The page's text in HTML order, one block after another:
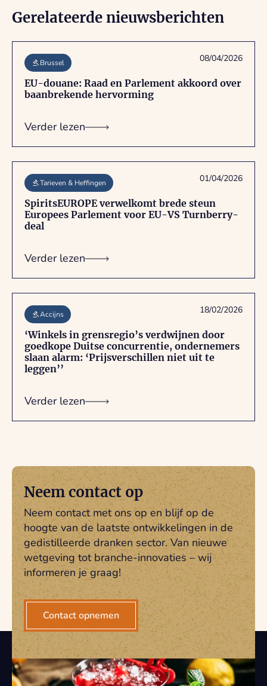
Gerelateerde nieuwsberichten
Brussel
EU-douane: Raad en Parlement akkoord over
baanbrekende hervorming
Verder lezen
08/04/2026
Tarieven & Heffingen
SpiritsEUROPE verwelkomt brede steun
Europees Parlement voor EU-VS Turnberry-
deal
Verder lezen
01/04/2026
Accijns
‘Winkels in grensregio’s verdwijnen door
goedkope Duitse concurrentie, ondernemers
slaan alarm: ‘Prijsverschillen niet uit te
leggen’’
Verder lezen
18/02/2026
Neem contact op
Neem contact met ons op en blijf op de
hoogte van de laatste ontwikkelingen in de
gedistilleerde dranken sector. Van nieuwe
wetgeving tot branche-innovaties – wij
informeren je graag!
Contact opnemen